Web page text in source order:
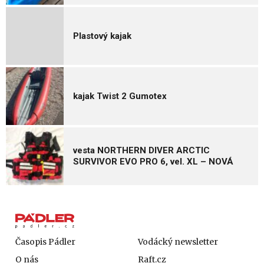
Plastový kajak
kajak Twist 2 Gumotex
vesta NORTHERN DIVER ARCTIC
SURVIVOR EVO PRO 6, vel. XL – NOVÁ
Časopis Pádler
O nás
Vodácký newsletter
Raft.cz